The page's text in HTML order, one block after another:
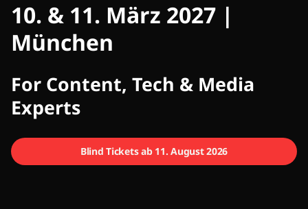
CMCX
10. & 11. März 2027 |
München
For Content, Tech & Media
Experts
Blind Tickets ab 11. August 2026